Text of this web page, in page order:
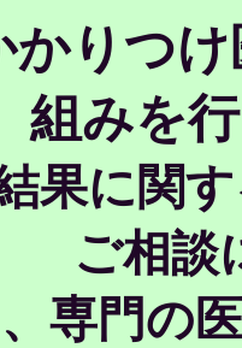
かりつ
組みを
果に関
ご相談
専門の